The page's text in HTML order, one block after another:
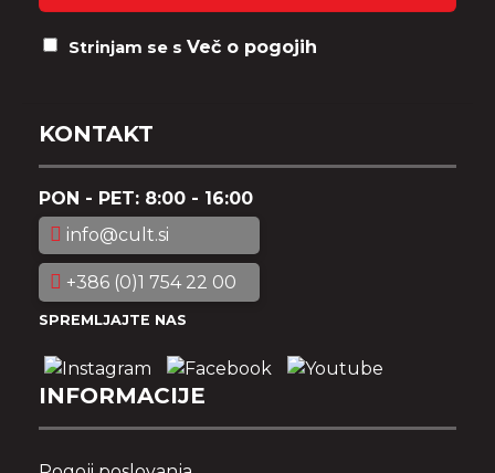
Strinjam se s Več o pogojih
KONTAKT
PON - PET: 8:00 - 16:00
info@cult.si
+386 (0)1 754 22 00
SPREMLJAJTE NAS
INFORMACIJE